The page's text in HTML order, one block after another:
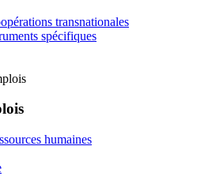
transnationales
spécifiques
humaines